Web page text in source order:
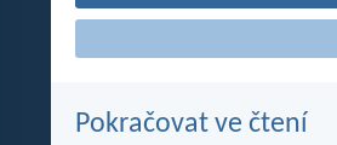
Pokračovat ve čtení